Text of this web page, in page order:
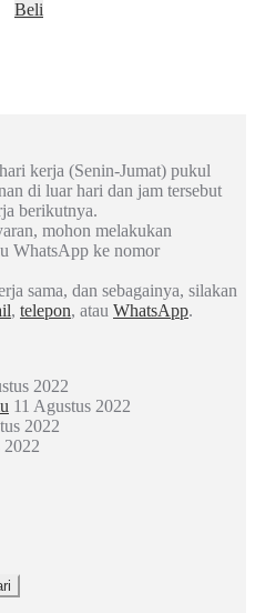
Beli
kerja (Senin-Jumat) pukul
di luar hari dan jam tersebut
berikutnya.
mohon melakukan
WhatsApp ke nomor
sama, dan sebagainya, silakan
, telepon, atau WhatsApp.
2022
11 Agustus 2022
2022
2022